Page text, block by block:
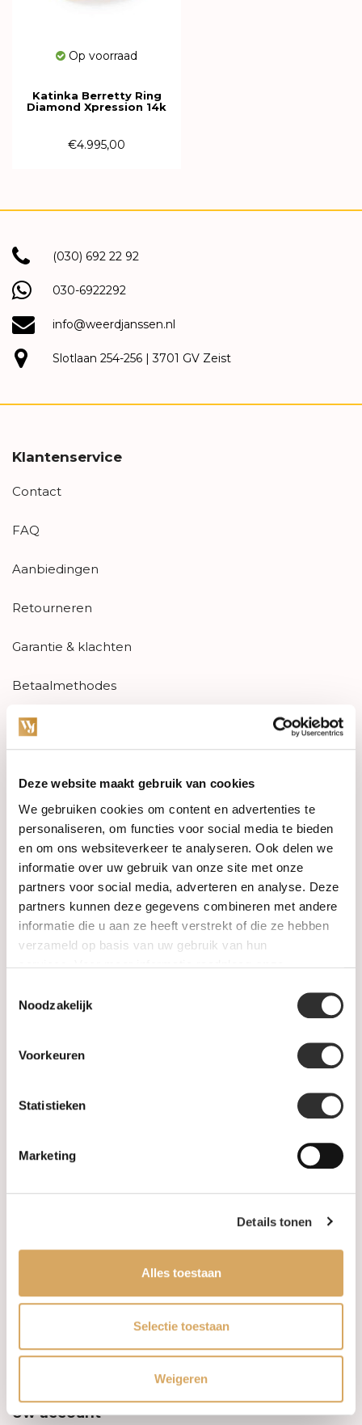
Deze website maakt gebruik van cookies
We gebruiken cookies om content en advertenties te
personaliseren, om functies voor social media te bieden
en om ons websiteverkeer te analyseren. Ook delen we
informatie over uw gebruik van onze site met onze
partners voor social media, adverteren en analyse. Deze
partners kunnen deze gegevens combineren met andere
informatie die u aan ze heeft verstrekt of die ze hebben
verzameld op basis van uw gebruik van hun
Noodzakelijk
Voorkeuren
Statistieken
Marketing
Details tonen
Alles toestaan
Selectie toestaan
Weigeren
Op voorraad
Katinka Berretty Ring
Diamond Xpression 14k
€4.995,00
(030) 692 22 92
030-6922292
info@weerdjanssen.nl
Slotlaan 254-256 | 3701 GV Zeist
Klantenservice
Contact
FAQ
Aanbiedingen
Retourneren
Garantie & klachten
Betaalmethodes
Sitemap
Categorieën
Horloges
Juwelen
Trouwringen
PRE-OWNED
Informatie
Leveringsvoorwaarden
Privacy Policy
Uw account